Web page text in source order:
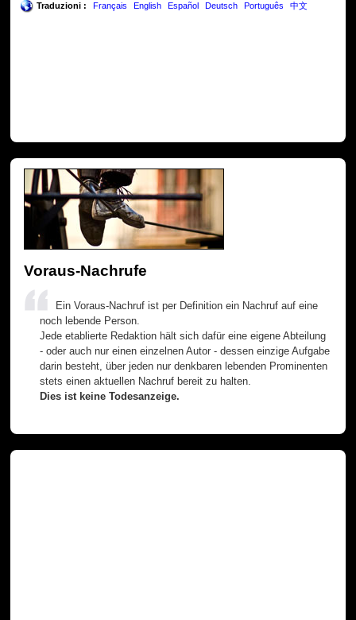
Traduzioni : Français English Español Deutsch Português 中文
Voraus-Nachrufe
Ein Voraus-Nachruf ist per Definition ein Nachruf auf eine
noch lebende Person.
Jede etablierte Redaktion hält sich dafür eine eigene Abteilung
- oder auch nur einen einzelnen Autor - dessen einzige Aufgabe
darin besteht, über jeden nur denkbaren lebenden Prominenten
stets einen aktuellen Nachruf bereit zu halten.
Dies ist keine Todesanzeige.